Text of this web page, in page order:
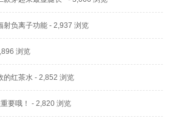
射负离子功能 - 2,937 浏览
浏览
的红茶水 - 2,852 浏览
要哦！ - 2,820 浏览